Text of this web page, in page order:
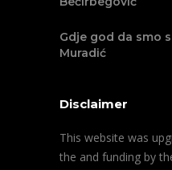
Gdje god da smo
Muradić
Disclaimer
This website was
the and funding by